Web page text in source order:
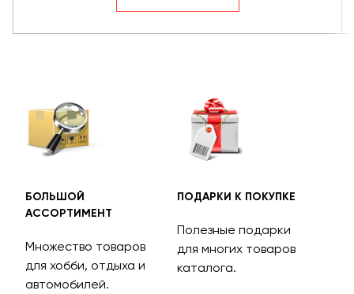
БОЛЬШОЙ
АССОРТИМЕНТ
Множество товаров
для хобби, отдыха и
автомобилей.
ПОДАРКИ К ПОКУПКЕ
Полезные подарки
для многих товаров
каталога.